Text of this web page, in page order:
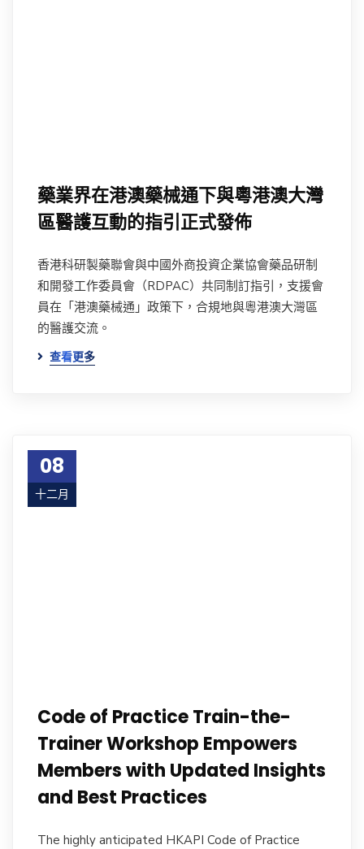
藥業界在港澳藥械通下與粵港澳大灣
區醫護互動的指引正式發佈
香港科研製藥聯會與中國外商投資企業協會藥品研制
和開發工作委員會（RDPAC）共同制訂指引，支援會
員在「港澳藥械通」政策下，合規地與粵港澳大灣區
的醫護交流。
查看更多
08
十二月
Code of Practice Train-the-
Trainer Workshop Empowers
Members with Updated Insights
and Best Practices
The highly anticipated HKAPI Code of Practice